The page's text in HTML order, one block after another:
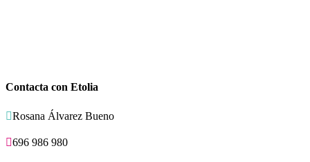
Contacta con Etolia
Rosana Álvarez Bueno
696 986 980